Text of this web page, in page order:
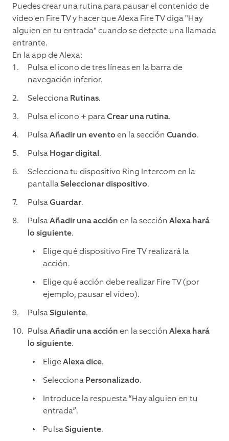
Puedes crear una rutina para pausar el contenido de
vídeo en Fire TV y hacer que Alexa Fire TV diga "Hay
alguien en tu entrada" cuando se detecte una llamada
entrante.
En la app de Alexa:
Pulsa el icono de tres líneas en la barra de
navegación inferior.
SeleccionaRutinas.
Pulsa el icono + paraCrear una rutina.
PulsaAñadir un eventoen la sección Cuando.
PulsaHogar digital.
Selecciona tu dispositivo Ring Intercom en la
pantallaSeleccionar dispositivo.
PulsaGuardar.
PulsaAñadir una acciónen la sección Alexa hará
lo siguiente.
Elige qué dispositivo Fire TV realizará la
acción.
Elige qué acción debe realizar Fire TV (por
ejemplo, pausar el vídeo).
PulsaSiguiente.
PulsaAñadir una acciónen la sección Alexa hará
lo siguiente.
EligeAlexa dice.
SeleccionaPersonalizado.
Introduce la respuesta “Hay alguien en tu
entrada”.
PulsaSiguiente.